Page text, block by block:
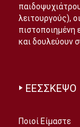
λειτουργούς),
πιστοποιημένη
και δουλεύουν
ΕΕΣΣΚΕΨΟ
Ποιοί Είμαστε